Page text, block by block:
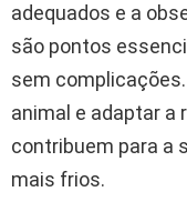
adequados e a
são pontos
sem
animal e adaptar a
contribuem para a
mais frios.